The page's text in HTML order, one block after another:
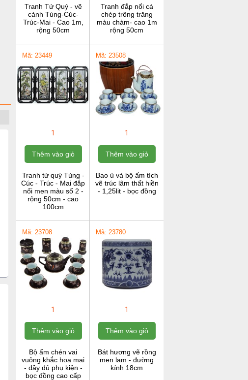
Tranh Tứ Quý - vẽ
cảnh Tùng-Cúc-
Trúc-Mai - Cao 1m,
rộng 50cm
Tranh đắp nổi cá
chép trông trăng
màu chàm- cao 1m
rộng 50cm
Mã: 23449
1
Thêm vào giỏ
Tranh tứ quý Tùng -
Cúc - Trúc - Mai đắp
nổi men màu số 2 -
rộng 50cm - cao
100cm
Mã: 23508
1
Thêm vào giỏ
Bao ủ và bộ ấm tích
vẽ trúc lâm thất hiền
- 1,25lit - bọc đồng
Mã: 23708
1
Thêm vào giỏ
Bộ ấm chén vai
vuông khắc hoa mai
- đầy đủ phụ kiện -
bọc đồng cao cấp
Mã: 23780
1
Thêm vào giỏ
Bát hương vẽ rồng
men lam - đường
kính 18cm